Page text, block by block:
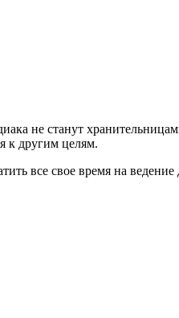
не станут
к другим целям.
все свое время на ведение